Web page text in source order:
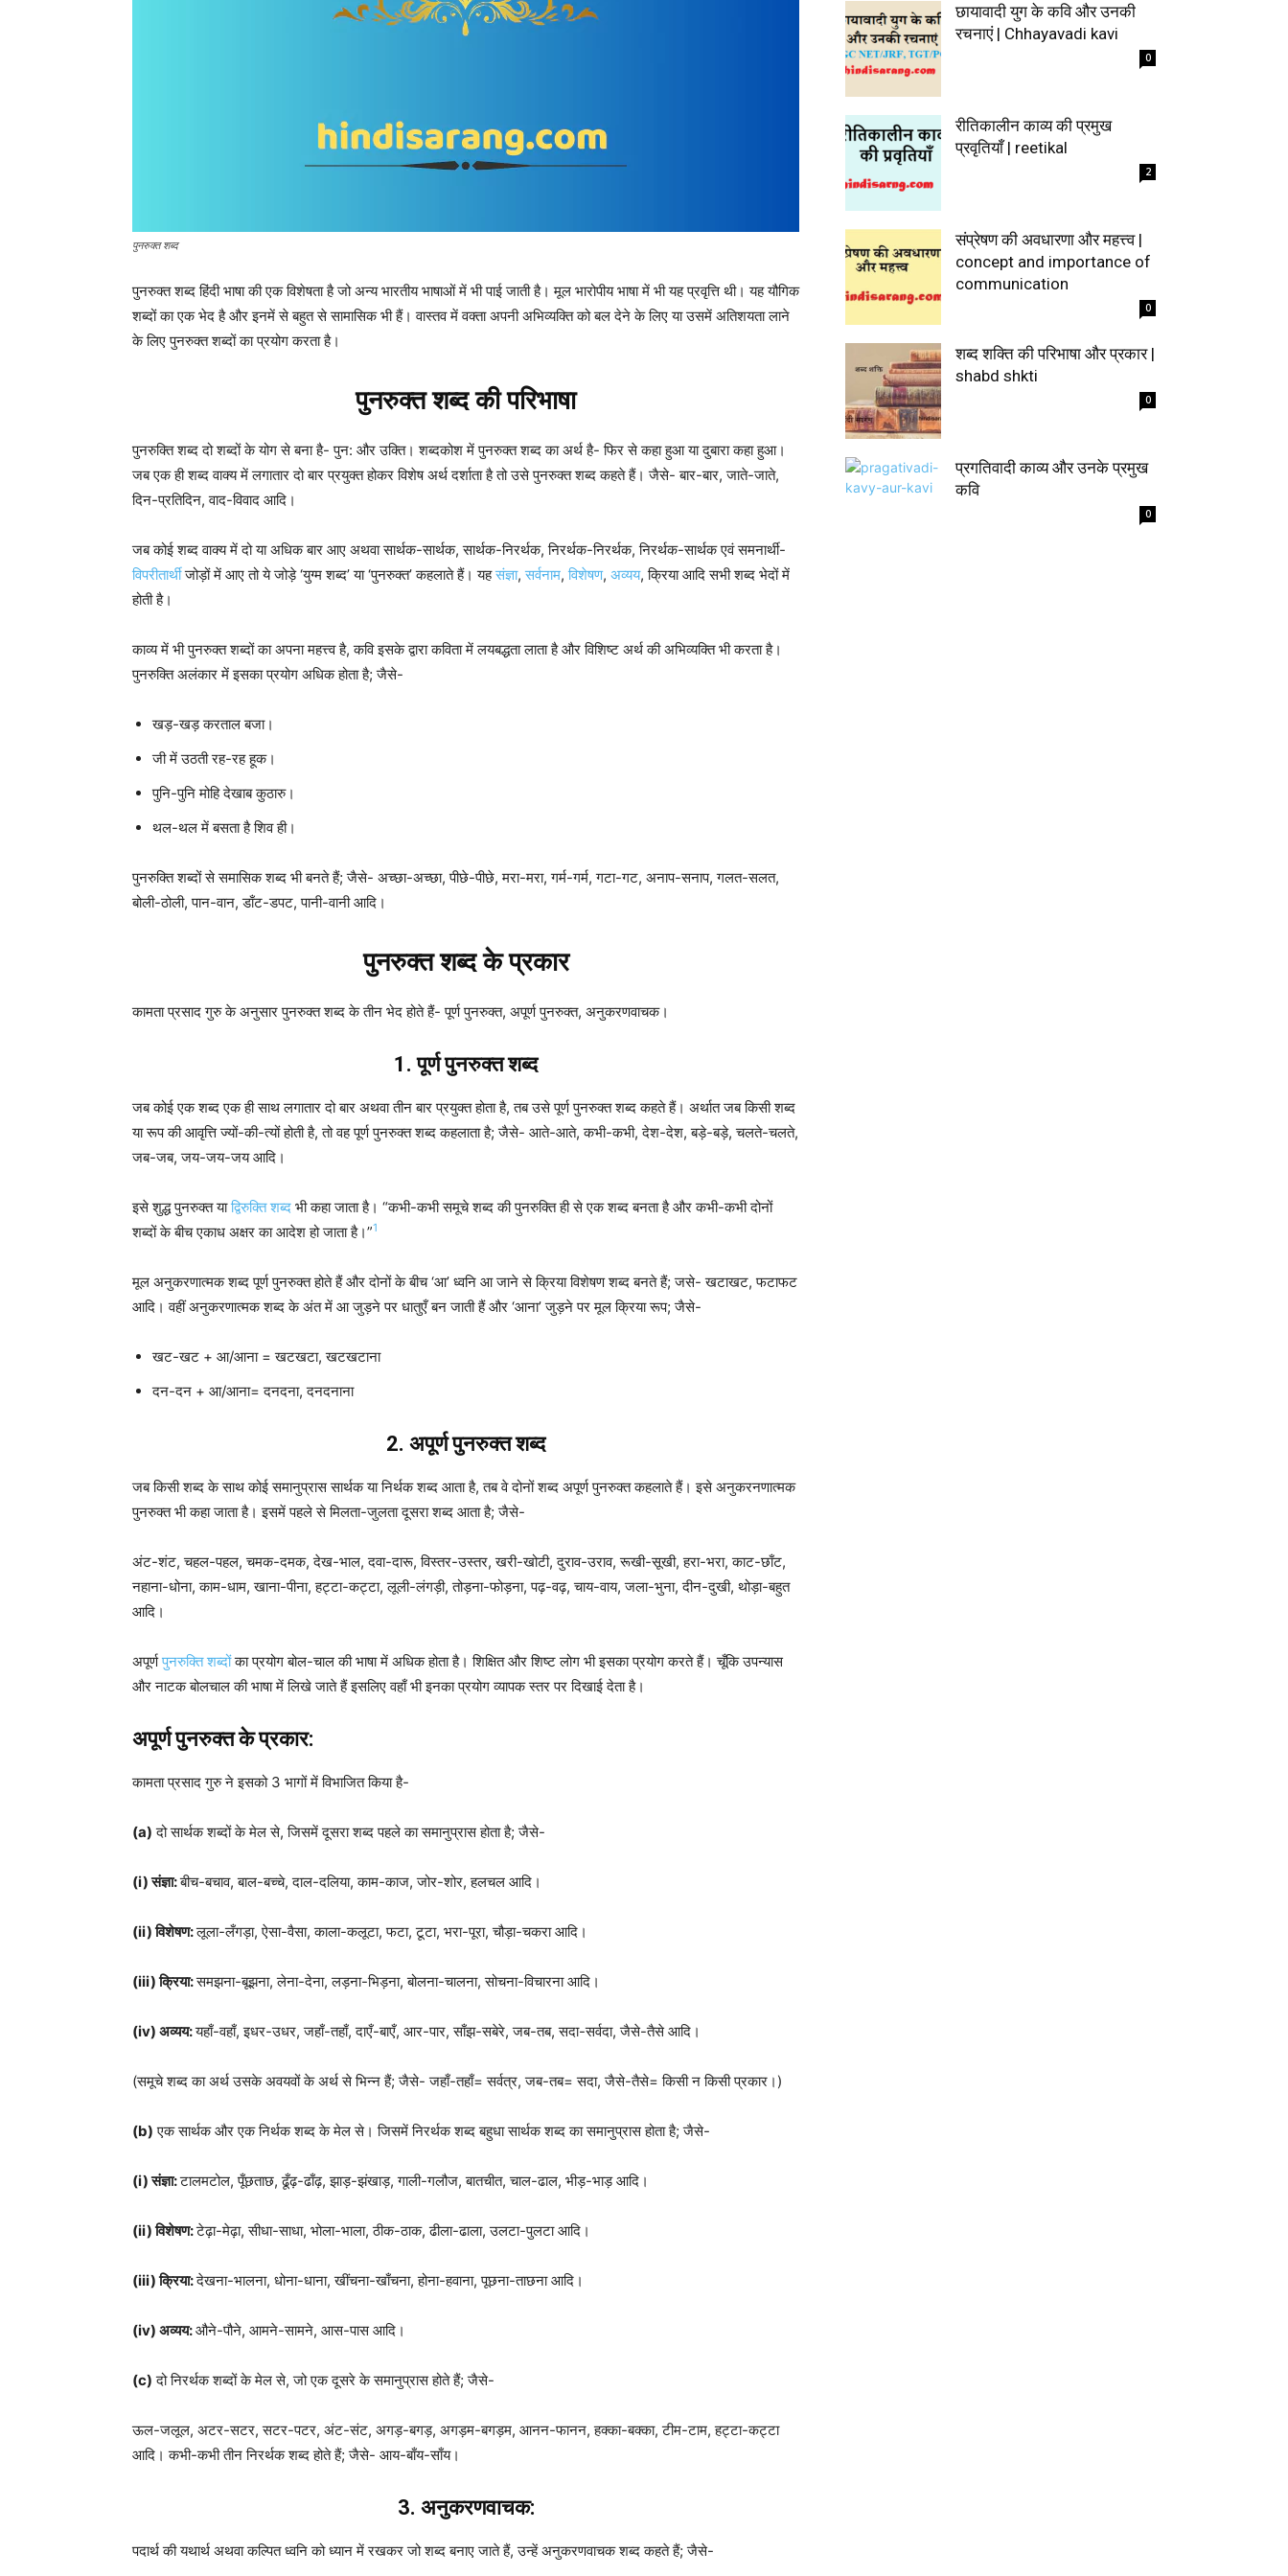
पुनरुक्त शब्द
पुनरुक्त शब्द हिंदी भाषा की एक विशेषता है जो अन्य भारतीय भाषाओं में भी पाई जाती है। मूल भारोपीय भाषा में भी यह प्रवृत्ति थी। यह यौगिक
शब्दों का एक भेद है और इनमें से बहुत से सामासिक भी हैं। वास्तव में वक्ता अपनी अभिव्यक्ति को बल देने के लिए या उसमें अतिशयता लाने
के लिए पुनरुक्त शब्दों का प्रयोग करता है।
पुनरुक्त शब्द की परिभाषा
पुनरुक्ति शब्द दो शब्दों के योग से बना है- पुन: और उक्ति। शब्दकोश में पुनरुक्त शब्द का अर्थ है- फिर से कहा हुआ या दुबारा कहा हुआ।
जब एक ही शब्द वाक्य में लगातार दो बार प्रयुक्त होकर विशेष अर्थ दर्शाता है तो उसे पुनरुक्त शब्द कहते हैं। जैसे- बार-बार, जाते-जाते,
दिन-प्रतिदिन, वाद-विवाद आदि।
जब कोई शब्द वाक्य में दो या अधिक बार आए अथवा सार्थक-सार्थक, सार्थक-निरर्थक, निरर्थक-निरर्थक, निरर्थक-सार्थक एवं समनार्थी-
विपरीतार्थीजोड़ों में आए तो ये जोड़े ‘युग्म शब्द’ या ‘पुनरुक्त’ कहलाते हैं। यहसंज्ञा,सर्वनाम,विशेषण, अव्यय, क्रिया आदि सभी शब्द भेदों में
होती है।
काव्य में भी पुनरुक्त शब्दों का अपना महत्त्व है, कवि इसके द्वारा कविता में लयबद्धता लाता है और विशिष्ट अर्थ की अभिव्यक्ति भी करता है।
पुनरुक्ति अलंकार में इसका प्रयोग अधिक होता है; जैसे-
खड़-खड़ करताल बजा।
जी में उठती रह-रह हूक।
पुनि-पुनि मोहि देखाब कुठारु।
थल-थल में बसता है शिव ही।
पुनरुक्ति शब्दों से समासिक शब्द भी बनते हैं; जैसे- अच्छा-अच्छा, पीछे-पीछे, मरा-मरा, गर्म-गर्म, गटा-गट, अनाप-सनाप, गलत-सलत,
बोली-ठोली, पान-वान, डाँट-डपट, पानी-वानी आदि।
पुनरुक्त शब्द के प्रकार
कामता प्रसाद गुरु के अनुसार पुनरुक्त शब्द के तीन भेद होते हैं- पूर्ण पुनरुक्त, अपूर्ण पुनरुक्त, अनुकरणवाचक।
1. पूर्ण पुनरुक्त शब्द
जब कोई एक शब्द एक ही साथ लगातार दो बार अथवा तीन बार प्रयुक्त होता है, तब उसे पूर्ण पुनरुक्त शब्द कहते हैं। अर्थात जब किसी शब्द
या रूप की आवृत्ति ज्यों-की-त्यों होती है, तो वह पूर्ण पुनरुक्त शब्द कहलाता है; जैसे- आते-आते, कभी-कभी, देश-देश, बड़े-बड़े, चलते-चलते,
जब-जब, जय-जय-जय आदि।
इसे शुद्ध पुनरुक्त याद्विरुक्ति शब्द भी कहा जाता है। “कभी-कभी समूचे शब्द की पुनरुक्ति ही से एक शब्द बनता है और कभी-कभी दोनों
शब्दों के बीच एकाध अक्षर का आदेश हो जाता है।”1
मूल अनुकरणात्मक शब्द पूर्ण पुनरुक्त होते हैं और दोनों के बीच ‘आ’ ध्वनि आ जाने से क्रिया विशेषण शब्द बनते हैं; जसे- खटाखट, फटाफट
आदि। वहीं अनुकरणात्मक शब्द के अंत में आ जुड़ने पर धातुएँ बन जाती हैं और ‘आना’ जुड़ने पर मूल क्रिया रूप; जैसे-
खट-खट + आ/आना = खटखटा, खटखटाना
दन-दन + आ/आना= दनदना, दनदनाना
2. अपूर्ण पुनरुक्त शब्द
जब किसी शब्द के साथ कोई समानुप्रास सार्थक या निर्थक शब्द आता है, तब वे दोनों शब्द अपूर्ण पुनरुक्त कहलाते हैं। इसे अनुकरनणात्मक
पुनरुक्त भी कहा जाता है। इसमें पहले से मिलता-जुलता दूसरा शब्द आता है; जैसे-
अंट-शंट, चहल-पहल, चमक-दमक, देख-भाल, दवा-दारू, विस्तर-उस्तर, खरी-खोटी, दुराव-उराव, रूखी-सूखी, हरा-भरा, काट-छाँट,
नहाना-धोना, काम-धाम, खाना-पीना, हट्टा-कट्टा, लूली-लंगड़ी, तोड़ना-फोड़ना, पढ़-वढ़, चाय-वाय, जला-भुना, दीन-दुखी, थोड़ा-बहुत
आदि।
अपूर्णपुनरुक्ति शब्दोंका प्रयोग बोल-चाल की भाषा में अधिक होता है। शिक्षित और शिष्ट लोग भी इसका प्रयोग करते हैं। चूँकि उपन्यास
और नाटक बोलचाल की भाषा में लिखे जाते हैं इसलिए वहाँ भी इनका प्रयोग व्यापक स्तर पर दिखाई देता है।
अपूर्ण पुनरुक्त के प्रकार:
कामता प्रसाद गुरु ने इसको 3 भागों में विभाजित किया है-
(a) दो सार्थक शब्दों के मेल से, जिसमें दूसरा शब्द पहले का समानुप्रास होता है; जैसे-
(i)संज्ञा:बीच-बचाव, बाल-बच्चे, दाल-दलिया, काम-काज, जोर-शोर, हलचल आदि।
(ii)विशेषण:लूला-लँगड़ा, ऐसा-वैसा, काला-कलूटा, फटा, टूटा, भरा-पूरा, चौड़ा-चकरा आदि।
(iii)क्रिया:समझना-बूझना, लेना-देना, लड़ना-भिड़ना, बोलना-चालना, सोचना-विचारना आदि।
(iv) अव्यय:यहाँ-वहाँ, इधर-उधर, जहाँ-तहाँ, दाएँ-बाएँ, आर-पार, साँझ-सबेरे, जब-तब, सदा-सर्वदा, जैसे-तैसे आदि।
(समूचे शब्द का अर्थ उसके अवयवों के अर्थ से भिन्न हैं; जैसे- जहाँ-तहाँ= सर्वत्र, जब-तब= सदा, जैसे-तैसे= किसी न किसी प्रकार।)
(b) एक सार्थक और एक निर्थक शब्द के मेल से। जिसमें निरर्थक शब्द बहुधा सार्थक शब्द का समानुप्रास होता है; जैसे-
(i)संज्ञा:टालमटोल, पूँछताछ, ढूँढ़-ढाँढ़, झाड़-झंखाड़, गाली-गलौज, बातचीत, चाल-ढाल, भीड़-भाड़ आदि।
(ii)विशेषण:टेढ़ा-मेढ़ा, सीधा-साधा, भोला-भाला, ठीक-ठाक, ढीला-ढाला, उलटा-पुलटा आदि।
(iii)क्रिया:देखना-भालना, धोना-धाना, खींचना-खाँचना, होना-हवाना, पूछना-ताछना आदि।
(iv) अव्यय:औने-पौने, आमने-सामने, आस-पास आदि।
(c) दो निरर्थक शब्दों के मेल से, जो एक दूसरे के समानुप्रास होते हैं; जैसे-
ऊल-जलूल, अटर-सटर, सटर-पटर, अंट-संट, अगड़-बगड़, अगड़म-बगड़म, आनन-फानन, हक्का-बक्का, टीम-टाम, हट्टा-कट्टा
आदि। कभी-कभी तीन निरर्थक शब्द होते हैं; जैसे- आय-बाँय-साँय।
3. अनुकरणवाचक:
पदार्थ की यथार्थ अथवा कल्पित ध्वनि को ध्यान में रखकर जो शब्द बनाए जाते हैं, उन्हें अनुकरणवाचक शब्द कहते हैं; जैसे-
छायावादी युग के कवि और उनकी
रचनाएं | Chhayavadi kavi
0
रीतिकालीन काव्य की प्रमुख
प्रवृतियाँ | reetikal
2
संप्रेषण की अवधारणा और महत्त्व |
concept and importance of
communication
0
शब्द शक्ति की परिभाषा और प्रकार |
shabd shkti
0
प्रगतिवादी काव्य और उनके प्रमुख
कवि
0